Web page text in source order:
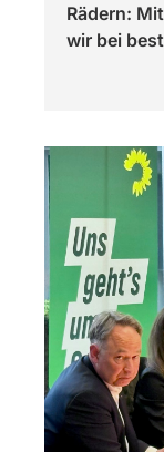
Rädern:
wir bei